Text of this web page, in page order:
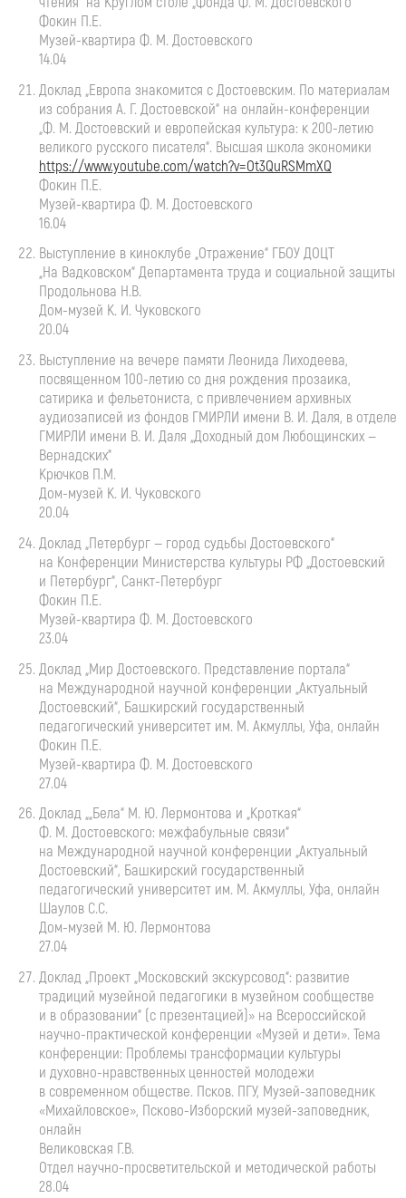
Фокин П.Е.
Музей-квартира Ф. М. Достоевского
14.04
Доклад „Европа знакомится с Достоевским. По материалам
из собрания А. Г. Достоевской“ на онлайн-конференции
„Ф. М. Достоевский и европейская культура: к200-летию
великого русского писателя“. Высшая школа экономики
https://www.youtube.com/watch?v=Ot3QuRSMmXQ
Фокин П.Е.
Музей-квартира Ф. М. Достоевского
16.04
Выступление в киноклубе „Отражение“ ГБОУ ДОЦТ
„На Вадковском“ Департамента труда и социальной защиты
Продольнова Н.В.
Дом-музей К. И. Чуковского
20.04
Выступление на вечере памяти Леонида Лиходеева,
посвященном 100-летию со дня рождения прозаика,
сатирика и фельетониста, с привлечением архивных
аудиозаписей из фондов ГМИРЛИ имени В. И. Даля, в отделе
ГМИРЛИ имени В. И. Даля „Доходный дом Любощинских —
Вернадских“
Крючков П.М.
Дом-музей К. И. Чуковского
20.04
Доклад „Петербург — город судьбы Достоевского“
на Конференции Министерства культуры РФ „Достоевский
и Петербург“, Санкт-Петербург
Фокин П.Е.
Музей-квартира Ф. М. Достоевского
23.04
Доклад „Мир Достоевского. Представление портала“
на Международной научной конференции „Актуальный
Достоевский“, Башкирский государственный
педагогический университет им. М. Акмуллы, Уфа, онлайн
Фокин П.Е.
Музей-квартира Ф. М. Достоевского
27.04
Доклад „„Бела“ М. Ю. Лермонтова и „Кроткая“
Ф. М. Достоевского: межфабульные связи“
на Международной научной конференции „Актуальный
Достоевский“, Башкирский государственный
педагогический университет им. М. Акмуллы, Уфа, онлайн
Шаулов С.С.
Дом-музей М. Ю. Лермонтова
27.04
Доклад „Проект „Московский экскурсовод“: развитие
традиций музейной педагогики в музейном сообществе
и в образовании“ (с презентацией)» на Всероссийской
научно-практической конференции «Музей и дети». Тема
конференции: Проблемы трансформации культуры
и духовно-нравственных ценностей молодежи
в современном обществе. Псков. ПГУ, Музей-заповедник
«Михайловское», Псково-Изборский музей-заповедник,
онлайн
Великовская Г.В.
Отдел научно-просветительской и методической работы
28.04